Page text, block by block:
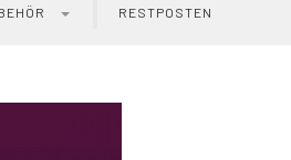
RESTPOSTEN